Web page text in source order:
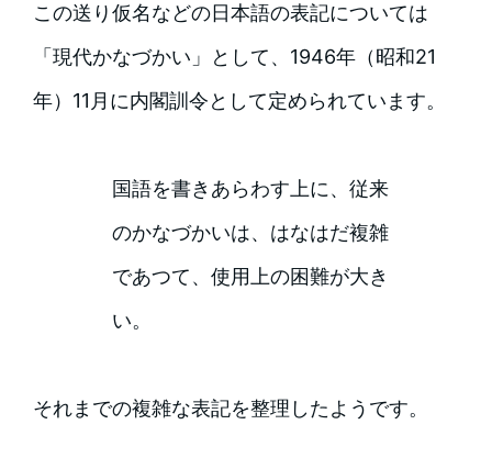
この送り仮名などの日本語の表記については
「現代かなづかい」として、1946年（昭和21
年）11月に内閣訓令として定められています。
国語を書きあらわす上に、従来
のかなづかいは、はなはだ複雑
であつて、使用上の困難が大き
い。
それまでの複雑な表記を整理したようです。